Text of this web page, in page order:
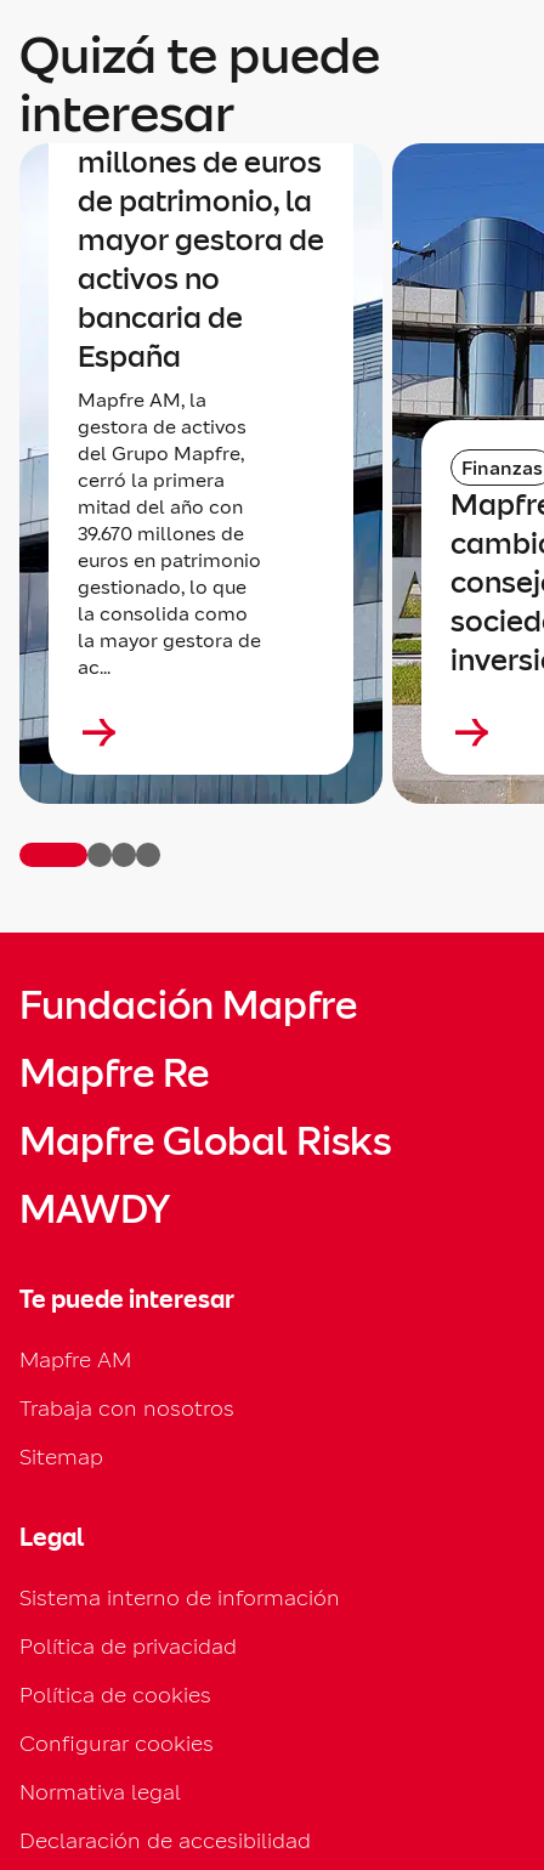
Quizá te puede
interesar
Finanzas
Mapfre AM roza
los 40.000
millones de euros
de patrimonio, la
mayor gestora de
activos no
bancaria de
España
Mapfre AM, la
gestora de activos
del Grupo Mapfre,
cerró la primera
mitad del año con
39.670 millones de
euros en patrimonio
gestionado, lo que
la consolida como
la mayor gestora de
ac...
Finanzas
Fundación Mapfre
Mapfre Re
Mapfre Global Risks
MAWDY
Te puede interesar
Mapfre AM
Trabaja con nosotros
Sitemap
Legal
Sistema interno de información
Política de privacidad
Política de cookies
Configurar cookies
Normativa legal
Declaración de accesibilidad